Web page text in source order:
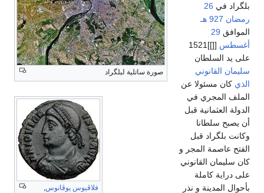
صورة ساتلية لبلگراد
فلاڤيوس يوڤانوس,
بلگراد في 26
رمضان 927 هـ
الموافق 29
أغسطس
[[]]1521
على يد السلطان
سليمان القانوني
الذي كان مسئولا عن
الملف المجري في
الدولة العثمانية قبل
أن يصبح سلطانا
وكانت بلگراد قبل
الفتح عاصمة المجر و
كان سليمان القانوني
على دراية كاملة
بأحوال المدينة و نذر